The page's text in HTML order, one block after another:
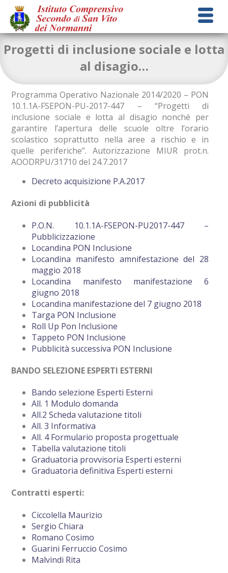
Progetti di inclusione sociale e lotta
al disagio…
Programma Operativo Nazionale 2014/2020 – PON
10.1.1A-FSEPON-PU-2017-447 – “Progetti di
inclusione sociale e lotta al disagio nonché per
garantire l’apertura delle scuole oltre l’orario
scolastico soprattutto nella aree a rischio e in
quelle periferiche”. Autorizzazione MIUR prot.n.
AOODRPU/31710 del 24.7.2017
Decreto acquisizione P.A.2017
Azioni di pubblicità
P.O.N. 10.1.1A-FSEPON-PU2017-447 –
Pubblicizzazione
Locandina PON Inclusione
Locandina manifesto amnifestazione del 28
maggio 2018
Locandina manifesto manifestazione 6
giugno 2018
Locandina manifestazione del 7 giugno 2018
Targa PON Inclusione
Roll Up Pon Inclusione
Tappeto PON Inclusione
Pubblicità successiva PON Inclusione
BANDO SELEZIONE ESPERTI ESTERNI
Bando selezione Esperti Esterni
All. 1 Modulo domanda
All.2 Scheda valutazione titoli
All. 3 Informativa
All. 4 Formulario proposta progettuale
Tabella valutazione titoli
Graduatoria provvisoria Esperti esterni
Graduatoria definitiva Esperti esterni
Contratti esperti:
Ciccolella Maurizio
Sergio Chiara
Romano Cosimo
Guarini Ferruccio Cosimo
Malvindi Rita